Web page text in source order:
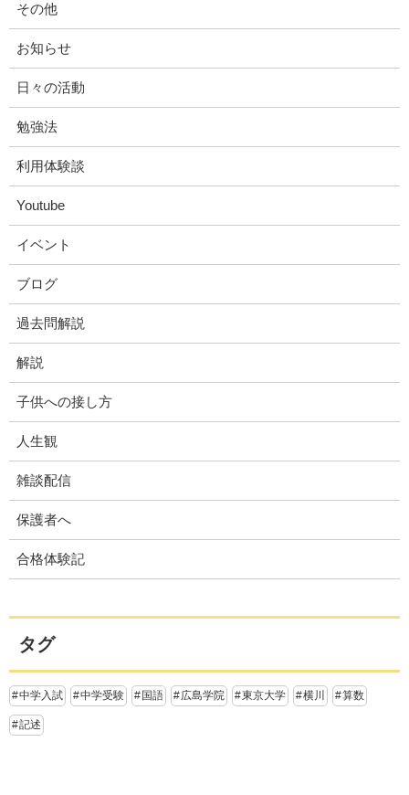
その他
お知らせ
日々の活動
勉強法
利用体験談
Youtube
イベント
ブログ
過去問解説
解説
子供への接し方
人生観
雑談配信
保護者へ
合格体験記
タグ
中学入試 中学受験 国語 広島学院 東京大学 横川 算数
記述